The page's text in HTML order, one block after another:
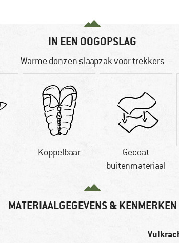
IN EEN OOGOPSLAG
Warme donzen slaapzak voor trekkers
Koppelbaar
Gecoat
buitenmateriaal
MATERIAALGEGEVENS & KENMERKEN